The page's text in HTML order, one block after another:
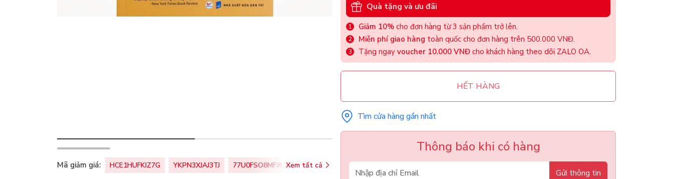
Mã giảm giá: HCE1HUFKIZ7G YKPN3XJAJ3TJ 77U0FSO8MFXU Xem tất cả
Quà tặng và ưu đãi
Giảm 10% cho đơn hàng từ 3 sản phẩm trở lên.
Miễn phí giao hàng toàn quốc cho đơn hàng trên 500.000 VNĐ.
Tặng ngay voucher 10.000 VNĐ cho khách hàng theo dõi ZALO OA.
HẾT HÀNG
Tìm cửa hàng gần nhất
Thông báo khi có hàng
Gửi thông tin